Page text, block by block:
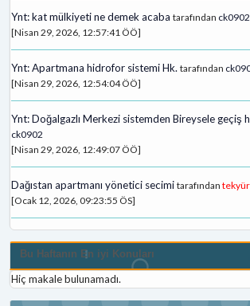
Ynt: kat mülkiyeti ne demek acaba tarafından ck0902
[Nisan 29, 2026, 12:57:41 ÖÖ]
Ynt: Apartmana hidrofor sistemi Hk. tarafından
[Nisan 29, 2026, 12:54:04 ÖÖ]
Ynt: Doğalgazlı Merkezi sistemden Bireysele geçiş
ck0902
[Nisan 29, 2026, 12:49:07 ÖÖ]
Dağıstan apartmanı yönetici secimi tarafından
[Ocak 12, 2026, 09:23:55 ÖS]
Bu Haftanın En iyi Konuları
Hiç makale bulunamadı.